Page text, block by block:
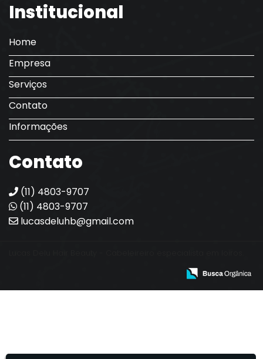
Institucional
Home
Empresa
Serviços
Contato
Informações
Contato
(11) 4803-9707
(11) 4803-9707
lucasdeluhb@gmail.com